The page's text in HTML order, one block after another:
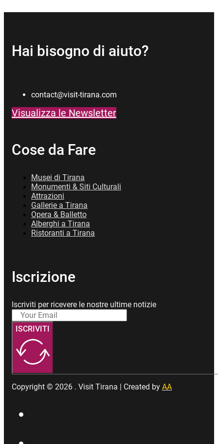
Hai bisogno di aiuto?
contact@visit-tirana.com
Visualizza le Newsletter
Cose da Fare
Musei di Tirana
Monumenti & Siti Culturali
Attrazioni
Gallerie a Tirana
Opera & Balletto
Alberghi a Tirana
Ristoranti a Tirana
Iscrizione
Iscriviti per ricevere le nostre ultime notizie
ISCRIVITI
Copyright © 2026 . Visit Tirana | Created by AA